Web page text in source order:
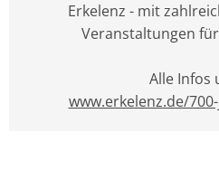
Erkelenz - mit
Veranstaltungen
Alle Infos
www.erkelenz.de/